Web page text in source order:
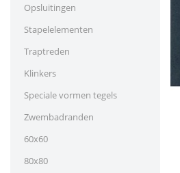
Opsluitingen
Stapelelementen
Traptreden
Klinkers
Speciale vormen tegels
Zwembadranden
60x60
80x80